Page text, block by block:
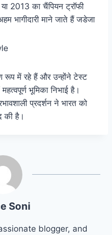
2013 का चैंपियन ट्रॉफी
भागीदारी माने जाते हैं जडेजा
रूप में रहे हैं और उन्होंने टेस्ट
भूमिका निभाई है।
प्रदर्शन ने भारत को
की है।
Soni
blogger, and